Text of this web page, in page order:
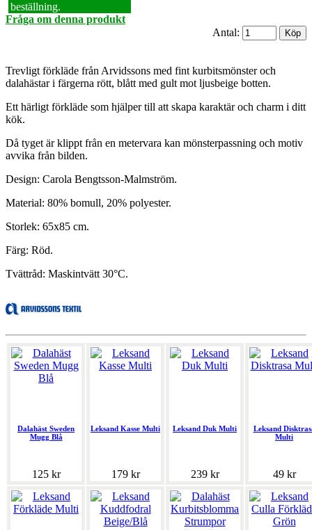
beställning.
Fråga om denna produkt
Antal:
Trevligt förkläde från Arvidssons med fint kurbitsmönster och
dalahästar i färgerna rött, blått med gult mot ljusbeige botten.
Ett härligt förkläde som hjälper till att skapa karaktär och charm i ditt
kök.
Då tyget är klippt från en metervara kan mönsterpassning och motiv
avvika från bilden.
Design: Carola Bengtsson-Malmström.
Material: 80% bomull, 20% polyester.
Storlek: 65x85 cm.
Färg: Röd.
Tvättråd: Maskintvätt 30°C.
Dalahäst Sweden
Mugg Blå
125 kr
Leksand Kasse Multi
179 kr
Leksand Duk Multi
239 kr
Leksand
Multi
49 kr